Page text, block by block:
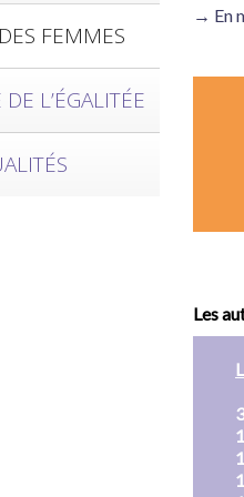
FEMMES
L’ÉGALITÉE
→ En
Les